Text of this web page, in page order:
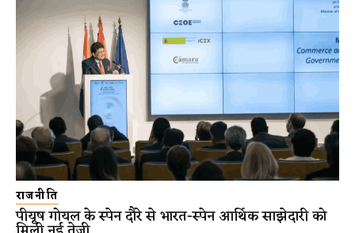
राजनीति
पीयूष गोयल के स्पेन दौरे से भारत-स्पेन आर्थिक साझेदारी को